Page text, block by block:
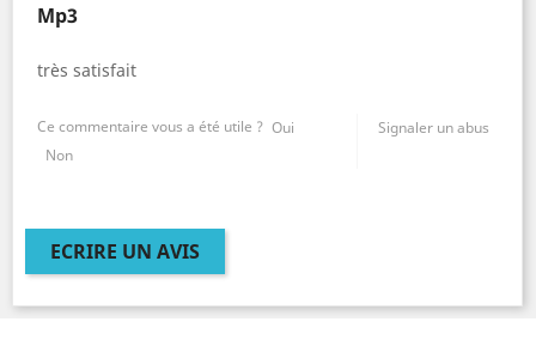
Mp3
très satisfait
Ce commentaire vous a été utile ? Oui
Non
Signaler un abus
ECRIRE UN AVIS